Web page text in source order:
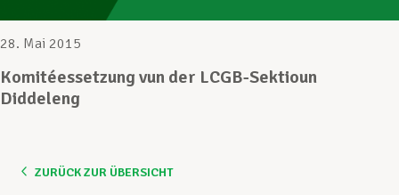
Unterstützung im Arbeitsalltag
Ihre Rechte
28. Mai 2015
Komitéessetzung vun der LCGB-Sektioun
Diddeleng
ZURÜCK ZUR ÜBERSICHT